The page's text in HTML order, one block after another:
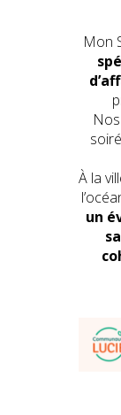
Mon
À la
un